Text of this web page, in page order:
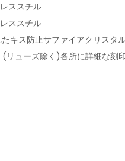
ススチル
ススチル
キス防止サファイアクリスタ
ューズ除く)各所に詳細な刻印